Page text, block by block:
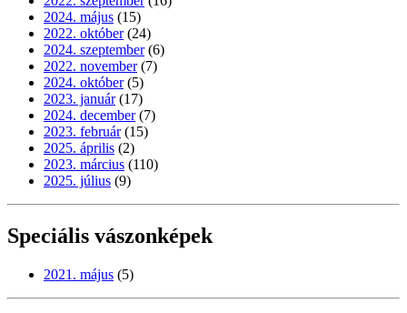
2024. május (15)
2022. október (24)
2024. szeptember (6)
2022. november (7)
2024. október (5)
2023. január (17)
2024. december (7)
2023. február (15)
2025. április (2)
2023. március (110)
2025. július (9)
Speciális vászonképek
2021. május (5)